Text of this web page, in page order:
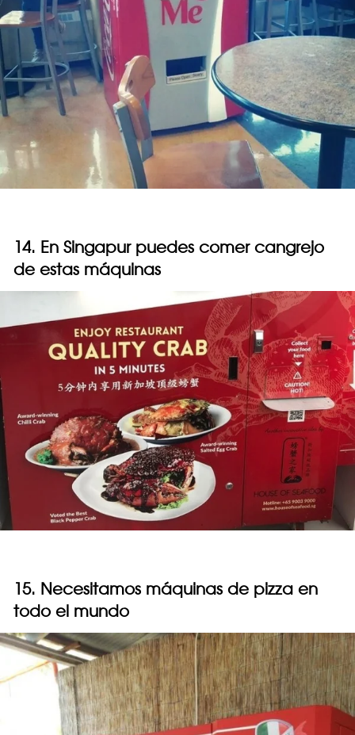
14. En Singapur puedes comer cangrejo
de estas máquinas
15. Necesitamos máquinas de pizza en
todo el mundo